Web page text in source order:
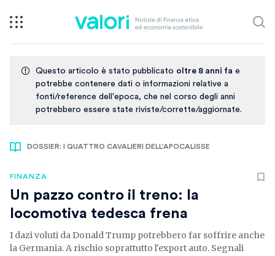
Questo articolo è stato pubblicato oltre 8 anni fa e
potrebbe contenere dati o informazioni relative a
fonti/reference dell'epoca, che nel corso degli anni
potrebbero essere state riviste/corrette/aggiornate.
DOSSIER: I QUATTRO CAVALIERI DELL'APOCALISSE
FINANZA
Un pazzo contro il treno: la
locomotiva tedesca frena
I dazi voluti da Donald Trump potrebbero far soffrire anche
la Germania. A rischio soprattutto l'export auto. Segnali